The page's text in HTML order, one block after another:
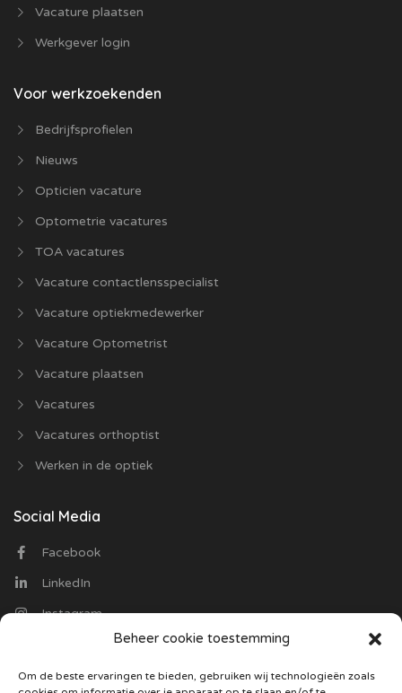
Beheer cookie toestemming
Om de beste ervaringen te bieden, gebruiken wij technologieën zoals
Vacature plaatsen
Werkgever login
Voor werkzoekenden
Bedrijfsprofielen
Nieuws
Opticien vacature
Optometrie vacatures
TOA vacatures
Vacature contactlensspecialist
Vacature optiekmedewerker
Vacature Optometrist
Vacature plaatsen
Vacatures
Vacatures orthoptist
Werken in de optiek
Social Media
Facebook
LinkedIn
Instagram